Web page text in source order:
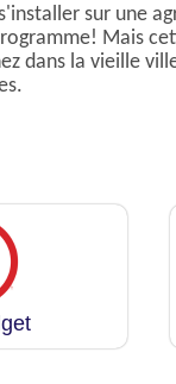
sur une
Mais
dans la vieille